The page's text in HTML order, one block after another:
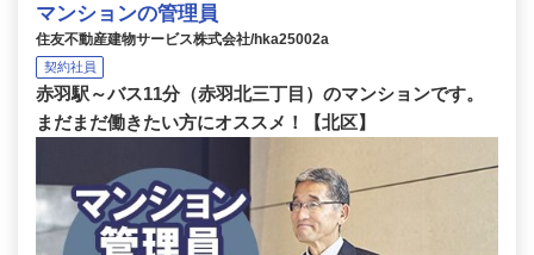
マンションの管理員
住友不動産建物サービス株式会社/hka25002a
契約社員
赤羽駅～バス11分（赤羽北三丁目）のマンションです。
まだまだ働きたい方にオススメ！【北区】